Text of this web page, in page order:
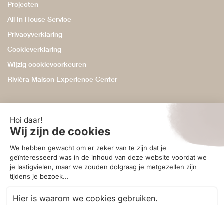
Projecten
All In House Service
Privacyverklaring
Cookieverklaring
Wijzig cookievoorkeuren
Rivièra Maison Experience Center
Ontvang 10% korting
Schrijf je in voor onze nieuwsbrief en ontvang 10% korting,
te besteden aan accessoires in onze webshop.